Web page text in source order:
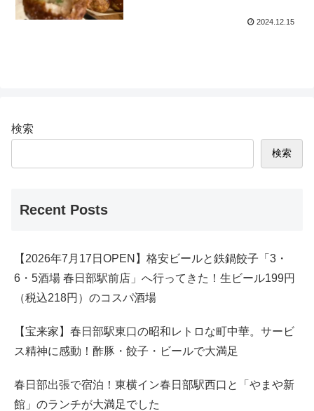
2024.12.15
検索
検索
Recent Posts
【2026年7月17日OPEN】格安ビールと鉄鍋餃子「3・
6・5酒場 春日部駅前店」へ行ってきた！生ビール199円
（税込218円）のコスパ酒場
【宝来家】春日部駅東口の昭和レトロな町中華。サービ
ス精神に感動！酢豚・餃子・ビールで大満足
春日部出張で宿泊！東横イン春日部駅西口と「やまや新
館」のランチが大満足でした